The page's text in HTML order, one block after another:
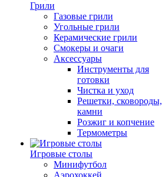
Грили
Газовые грили
Угольные грили
Керамические грили
Смокеры и очаги
Аксессуары
Инструменты для
готовки
Чистка и уход
Решетки, сковороды,
камни
Розжиг и копчение
Термометры
Игровые столы
Минифутбол
Аэрохоккей